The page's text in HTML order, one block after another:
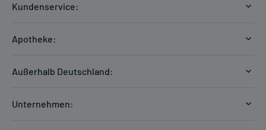
Kundenservice:
Zahlungsarten
Hilfe
Apotheke:
Außerhalb Deutschland:
Unternehmen: